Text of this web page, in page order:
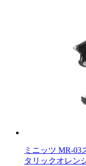
ミニッツ MR-03
タリックオレン